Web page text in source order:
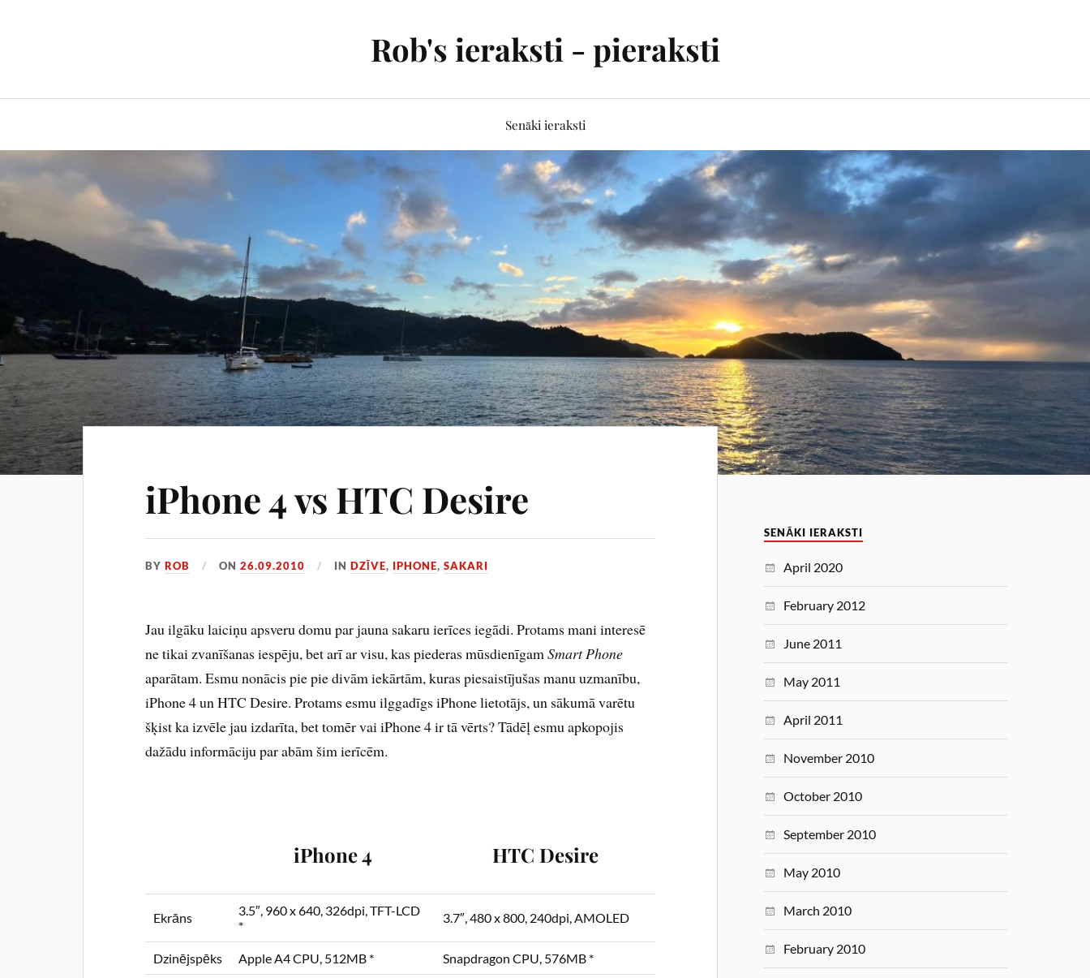
Rob's ieraksti - pieraksti
Senāki ieraksti
iPhone 4 vs HTC Desire
BYROB ON26.09.2010 INDZĪVE, IPHONE,SAKARI
Jau ilgāku laiciņu apsveru domu par jauna sakaru ierīces iegādi. Protams mani interesē
ne tikai zvanīšanas iespēju, bet arī ar visu, kas piederas mūsdienīgamSmart Phone
aparātam. Esmu nonācis pie pie divām iekārtām, kuras piesaistījušas manu uzmanību,
iPhone 4 un HTC Desire. Protams esmu ilggadīgs iPhone lietotājs, un sākumā varētu
šķist ka izvēle jau izdarīta, bet tomēr vai iPhone 4 ir tā vērts? Tādēļ esmu apkopojis
dažādu informāciju par abām šim ierīcēm.
iPhone 4 HTC Desire
Ekrāns
3.5″, 960 x 640, 326dpi, TFT-LCD
*
3.7″, 480 x 800, 240dpi, AMOLED
Dzinējspēks Apple A4 CPU, 512MB * Snapdragon CPU, 576MB *
SENĀKI IERAKSTI
April 2020
February 2012
June 2011
May 2011
April 2011
November 2010
October 2010
September 2010
May 2010
March 2010
February 2010